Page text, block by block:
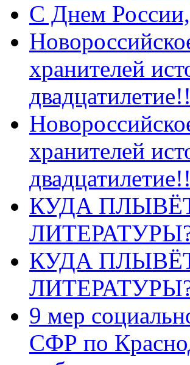
C Днем
хранителей
хранителей
КУДА
ЛИТЕРАТУРЫ?
КУДА
9 мер
СФР по